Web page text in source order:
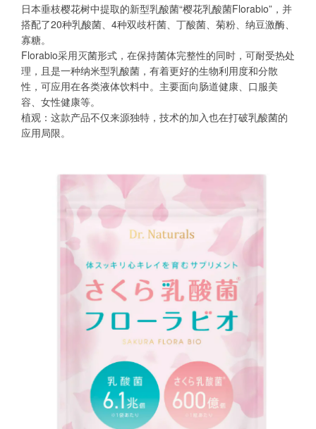
日本垂枝樱花树中提取的新型乳酸菌“樱花乳酸菌Florabio”，并
搭配了20种乳酸菌、4种双歧杆菌、丁酸菌、菊粉、纳豆激酶、
寡糖。
Florabio采用灭菌形式，在保持菌体完整性的同时，可耐受热处
理，且是一种纳米型乳酸菌，有着更好的生物利用度和分散
性，可应用在各类液体饮料中。主要面向肠道健康、口服美
容、女性健康等。
植观：这款产品不仅来源独特，技术的加入也在打破乳酸菌的
应用局限。